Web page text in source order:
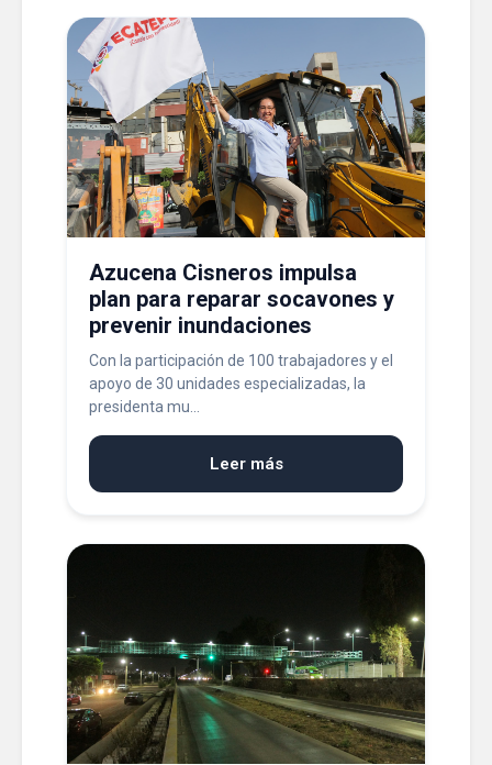
Azucena Cisneros impulsa
plan para reparar socavones y
prevenir inundaciones
Con la participación de 100 trabajadores y el
apoyo de 30 unidades especializadas, la
presidenta mu...
Leer más